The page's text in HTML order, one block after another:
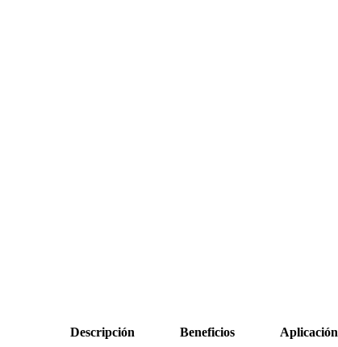
Descripción Beneficios Aplicación